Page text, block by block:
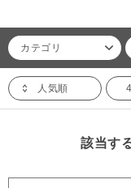
カテゴリ
人気順
該当す